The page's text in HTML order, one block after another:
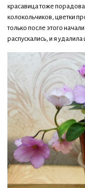
красавица тоже
колокольчиков, цветки
только после этого
распускались, и я